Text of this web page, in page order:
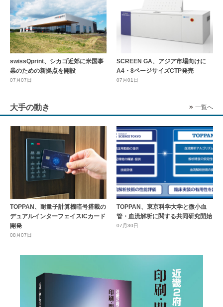
swissQprint、シカゴ近郊に⽶国事
業のための新拠点を開設
07月07日
SCREEN GA、アジア市場向けに
A4・8ページサイズCTP発売
07月01日
大手の動き 一覧へ
TOPPAN、耐量子計算機暗号搭載の
デュアルインターフェイスICカード
開発
08月07日
TOPPAN、東京科学大学と微小血
管・血流解析に関する共同研究開始
07月30日